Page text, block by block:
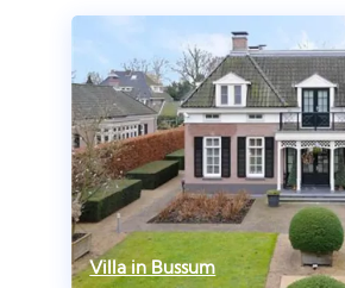
Villa in Bussum